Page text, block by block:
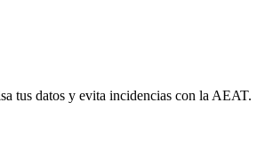
tus datos y evita incidencias con la AEAT.